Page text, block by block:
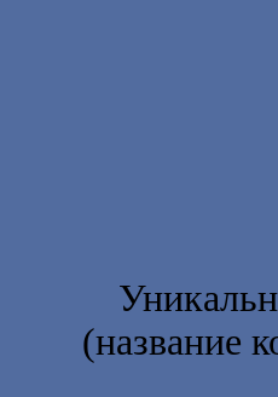
(название